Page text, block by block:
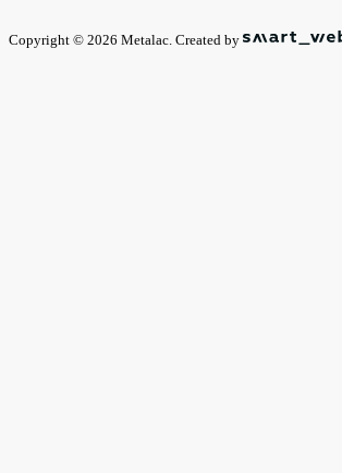
Copyright © 2026 Metalac. Created by